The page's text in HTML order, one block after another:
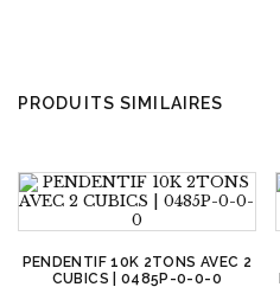
PRODUITS SIMILAIRES
PENDENTIF 10K 2TONS AVEC 2
CUBICS | 0485P-0-0-0